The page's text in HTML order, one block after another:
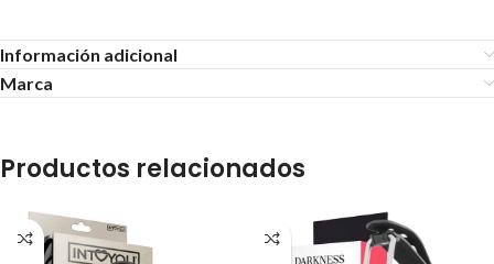
Información adicional
Marca
Productos relacionados